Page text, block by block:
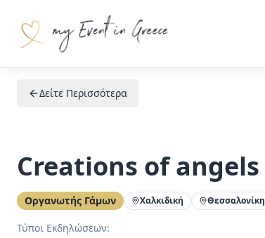
Δείτε Περισσότερα
Creations of angels
Οργανωτής Γάμων Χαλκιδική Θεσσαλονίκη
Τύποι Εκδηλώσεων: